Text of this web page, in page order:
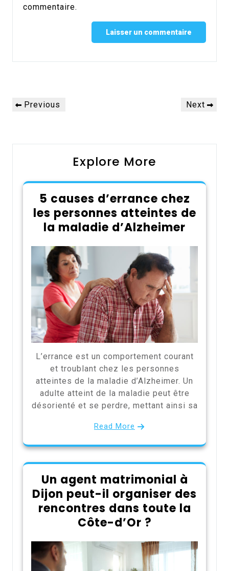
commentaire.
Navigation
dePrevious
Previous
Next
Next
Explore More
5 causes d’errance chez
les personnes atteintes de
la maladie d’Alzheimer
L’errance est un comportement courant
et troublant chez les personnes
atteintes de la maladie d’Alzheimer. Un
adulte atteint de la maladie peut être
désorienté et se perdre, mettant ainsi sa
Read More
Un agent matrimonial à
Dijon peut-il organiser des
rencontres dans toute la
Côte-d’Or ?